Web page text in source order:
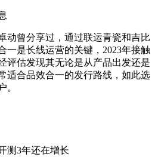
动曾分享过，通过联运青瓷和吉比
一是长线运营的关键，2023年接触
评估发现其无论是从产品出发还是
适合品效合一的发行路线，如此选
。
测3年还在增长